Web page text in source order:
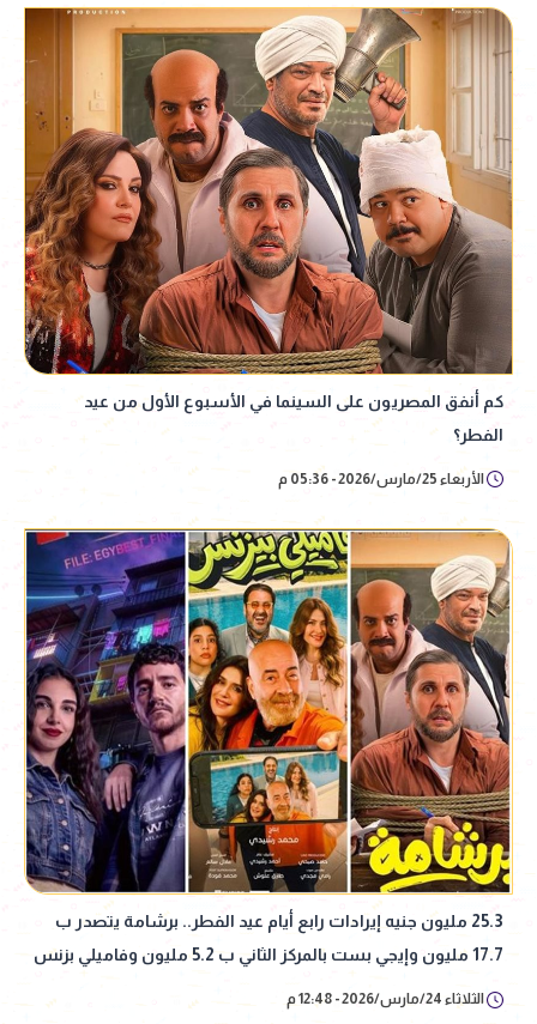
كم أنفق المصريون على السينما في الأسبوع الأول من عيد
الفطر؟
الأربعاء 25/مارس/2026 - 05:36 م
25.3 مليون جنيه إيرادات رابع أيام عيد الفطر.. برشامة يتصدر ب
17.7 مليون وإيجي بست بالمركز الثاني ب 5.2 مليون وفاميلي بزنس
ب 2.2 مليون
الثلاثاء 24/مارس/2026 - 12:48 م